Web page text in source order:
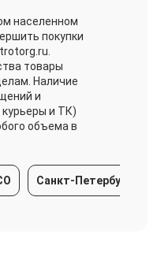
населенном
покупки
товары
Наличие
и
и ТК)
объема в
Санкт-Петербург и ЛО